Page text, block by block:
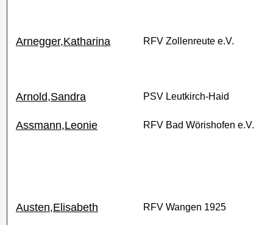
Arnegger,Katharina RFV Zollenreute e.V.
Arnold,Sandra PSV Leutkirch-Haid
Assmann,Leonie RFV Bad Wörishofen e.V.
Austen,Elisabeth RFV Wangen 1925